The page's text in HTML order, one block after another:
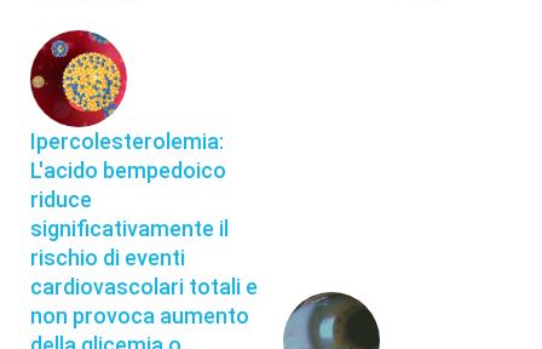
Ipercolesterolemia:
L'acido bempedoico
riduce
significativamente il
rischio di eventi
cardiovascolari totali e
non provoca aumento